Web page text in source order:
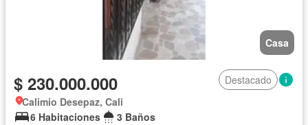
Casa
$ 230.000.000
Destacado
Calimio Desepaz, Cali
6 Habitaciones
3 Baños